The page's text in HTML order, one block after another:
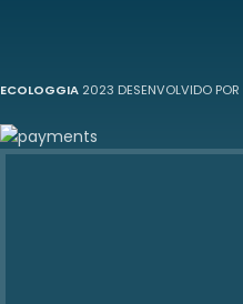
ECOLOGGIA 2023 DESENVOLVIDO POR